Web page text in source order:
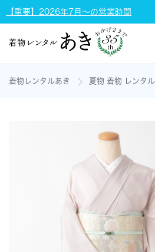
【重要】2026年7月～の営業時間
着物レンタルあき 夏物 着物 レンタル